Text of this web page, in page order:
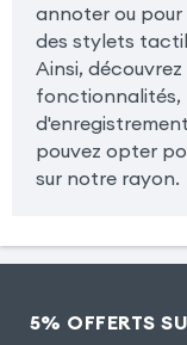
annoter ou pour
des stylets
Ainsi,
pouvez opter
sur notre rayon.
5% OFFERTS